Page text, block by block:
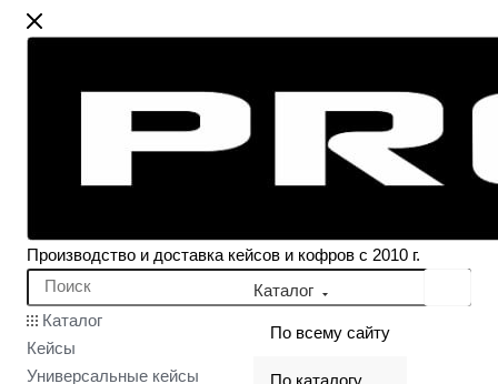
Производство и доставка кейсов и кофров с 2010 г.
Каталог
По всему сайту
По каталогу
Каталог
Кейсы
Универсальные кейсы